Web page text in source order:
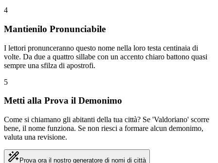
4
Mantienilo Pronunciabile
I lettori pronunceranno questo nome nella loro testa centinaia di
volte. Da due a quattro sillabe con un accento chiaro battono quasi
sempre una sfilza di apostrofi.
5
Metti alla Prova il Demonimo
Come si chiamano gli abitanti della tua città? Se 'Valdoriano' scorre
bene, il nome funziona. Se non riesci a formare alcun demonimo,
valuta una revisione.
Prova ora il nostro generatore di nomi di città